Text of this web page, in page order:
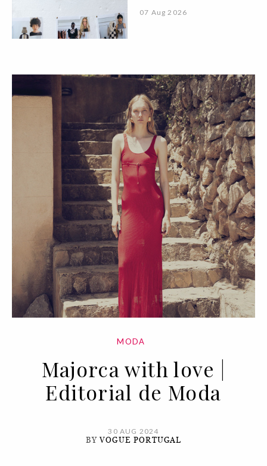
07 Aug 2026
MODA
Majorca with love |
Editorial de Moda
30 AUG 2024
BYVOGUE PORTUGAL